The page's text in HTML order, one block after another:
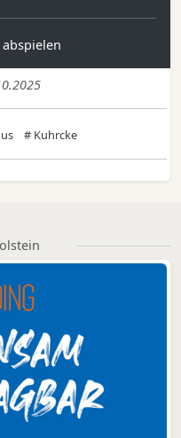
# Kuhrcke